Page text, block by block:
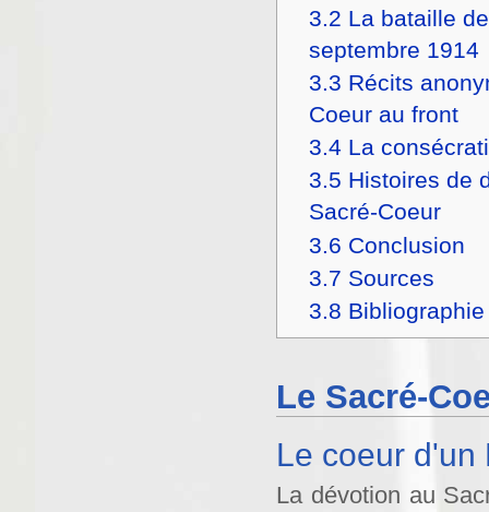
3.2 La bataille
septembre 1914
3.3 Récits
Coeur au front
3.4 La
3.5 Histoires de
Sacré-Coeur
3.6 Conclusion
3.7 Sources
3.8 Bibliographie
Le Sacré-
Le coeur d'un
La dévotion au